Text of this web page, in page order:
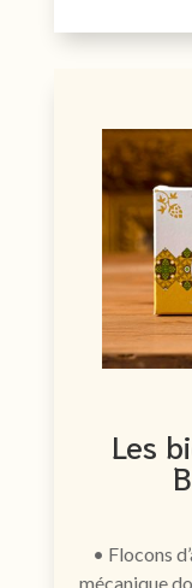
Les
• Flocons
mécanique